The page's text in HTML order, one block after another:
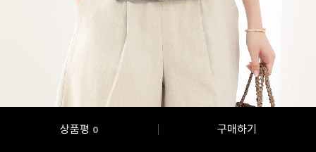
상품평 0 구매하기